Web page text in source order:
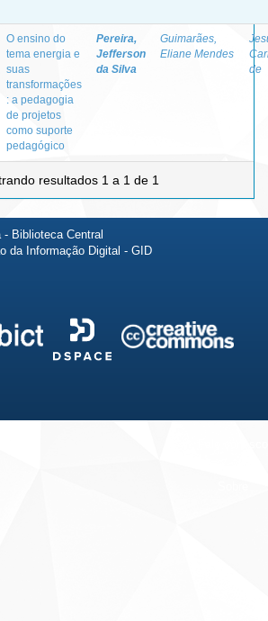
O ensino do
tema energia e
suas
transformações
: a pedagogia
de projetos
como suporte
pedagógico
Pereira,
Jefferson
da Silva
Guimarães,
Eliane Mendes
de
resultados 1 a 1 de 1
Biblioteca Central
da Informação Digital - GID